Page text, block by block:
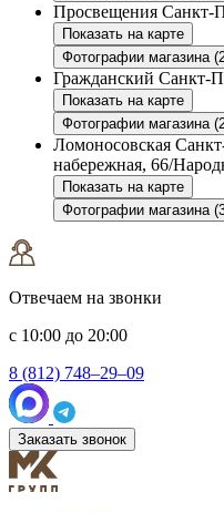
Просвещения Санкт-
Показать на карте
Фотографии магазина
Гражданский Санкт-
Показать на карте
Фотографии магазина
Ломоносовская
набережная, 66/
Показать на карте
Фотографии магазина
Отвечаем на звонки
с 10:00 до 20:00
8 (812) 748–29–09
Заказать звонок